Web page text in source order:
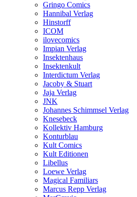
Gringo Comics
Hannibal Verlag
Hinstorff
ICOM
ilovecomics
Impian Verlag
Insektenhaus
Insektenkult
Interdictum Verlag
Jacoby & Stuart
Jaja Verlag
JNK
Johannes Schimmsel Verlag
Knesebeck
Kollektiv Hamburg
Konturblau
Kult Comics
Kult Editionen
Libellus
Loewe Verlag
Magical Familiars
Marcus Repp Verlag